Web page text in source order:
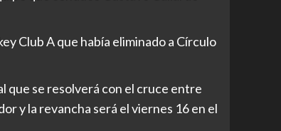
Club A que había eliminado a Círculo
que se resolverá con el cruce entre
y la revancha será el viernes 16 en el